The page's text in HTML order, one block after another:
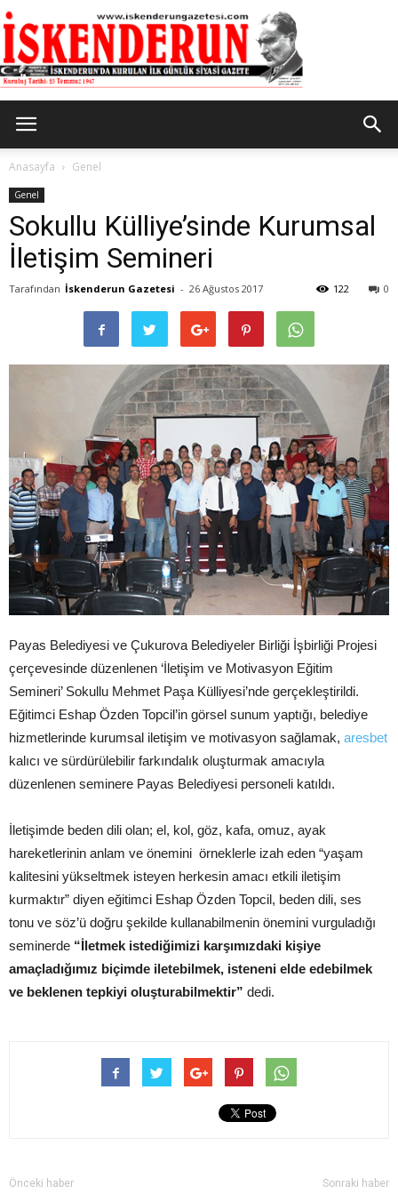
Gazetesi
Anasayfa Genel
Genel
Sokullu Külliye’sinde Kurumsal
İletişim Semineri
Tarafından İskenderun Gazetesi - 26 Ağustos 2017 0
122
Payas Belediyesi ve Çukurova Belediyeler Birliği İşbirliği Projesi
çerçevesinde düzenlenen ‘İletişim ve Motivasyon Eğitim
Semineri’ Sokullu Mehmet Paşa Külliyesi’nde gerçekleştirildi.
Eğitimci Eshap Özden Topcil’in görsel sunum yaptığı, belediye
hizmetlerinde kurumsal iletişim ve motivasyon sağlamak, aresbet
kalıcı ve sürdürülebilir farkındalık oluşturmak amacıyla
düzenlenen seminere Payas Belediyesi personeli katıldı.
İletişimde beden dili olan; el, kol, göz, kafa, omuz, ayak
hareketlerinin anlam ve önemini örneklerle izah eden “yaşam
kalitesini yükseltmek isteyen herkesin amacı etkili iletişim
kurmaktır” diyen eğitimci Eshap Özden Topcil, beden dili, ses
tonu ve söz’ü doğru şekilde kullanabilmenin önemini vurguladığı
seminerde “İletmek istediğimizi karşımızdaki kişiye
amaçladığımız biçimde iletebilmek, isteneni elde edebilmek
ve beklenen tepkiyi oluşturabilmektir” dedi.
Önceki haber Sonraki haber